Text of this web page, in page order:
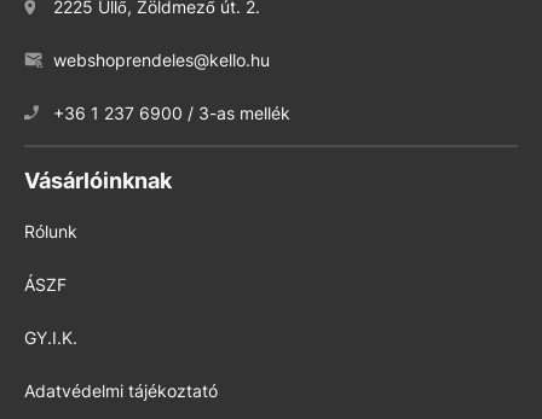
2225 Üllő, Zöldmező út. 2.
webshoprendeles@kello.hu
+36 1 237 6900 / 3-as mellék
Vásárlóinknak
Rólunk
ÁSZF
GY.I.K.
Adatvédelmi tájékoztató